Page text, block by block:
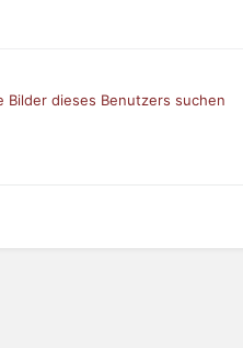
Bilder dieses Benutzers suchen